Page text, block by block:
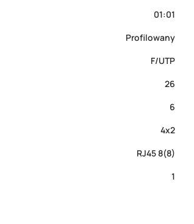
01:01
Profilowany
F/UTP
26
6
4x2
RJ45 8(8)
1